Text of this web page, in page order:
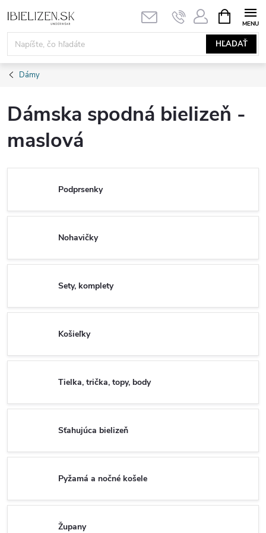
na
obsah
HĽADAŤ
KOŠÍK
Dámy
Dámska spodná bielizeň -
maslová
Podprsenky
Nohavičky
Sety, komplety
Košieľky
Tielka, trička, topy, body
Sťahujúca bielizeň
Pyžamá a nočné košele
Župany